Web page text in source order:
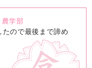
農学部
ので最後まで諦め